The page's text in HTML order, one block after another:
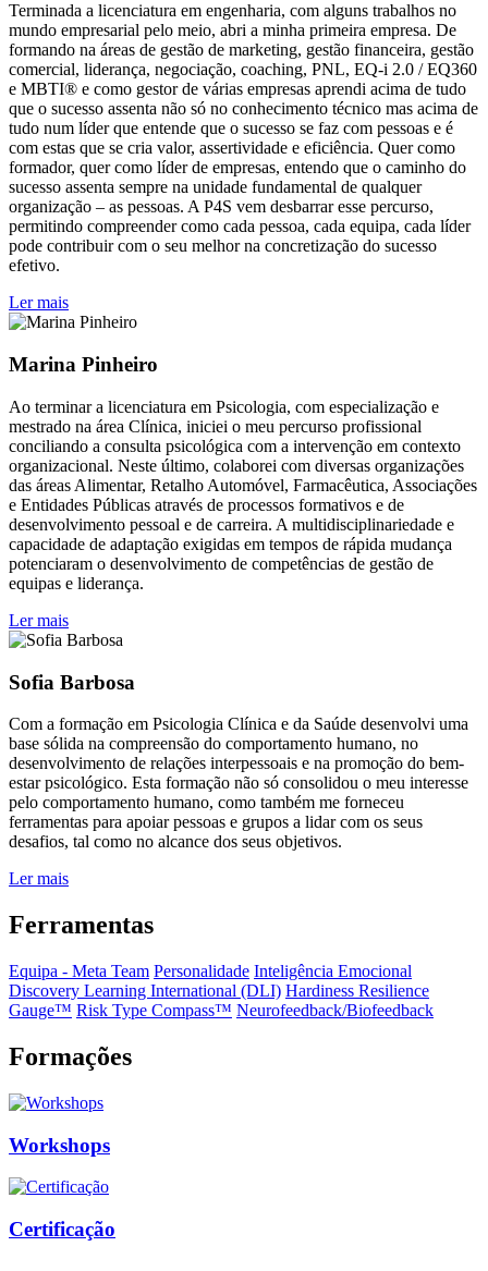
Terminada a licenciatura em engenharia, com alguns trabalhos no
mundo empresarial pelo meio, abri a minha primeira empresa. De
formando na áreas de gestão de marketing, gestão financeira, gestão
comercial, liderança, negociação, coaching, PNL, EQ-i 2.0 / EQ360
e MBTI® e como gestor de várias empresas aprendi acima de tudo
que o sucesso assenta não só no conhecimento técnico mas acima de
tudo num líder que entende que o sucesso se faz com pessoas e é
com estas que se cria valor, assertividade e eficiência. Quer como
formador, quer como líder de empresas, entendo que o caminho do
sucesso assenta sempre na unidade fundamental de qualquer
organização – as pessoas. A P4S vem desbarrar esse percurso,
permitindo compreender como cada pessoa, cada equipa, cada líder
pode contribuir com o seu melhor na concretização do sucesso
efetivo.
Ler mais
Marina Pinheiro
Ao terminar a licenciatura em Psicologia, com especialização e
mestrado na área Clínica, iniciei o meu percurso profissional
conciliando a consulta psicológica com a intervenção em contexto
organizacional. Neste último, colaborei com diversas organizações
das áreas Alimentar, Retalho Automóvel, Farmacêutica, Associações
e Entidades Públicas através de processos formativos e de
desenvolvimento pessoal e de carreira. A multidisciplinariedade e
capacidade de adaptação exigidas em tempos de rápida mudança
potenciaram o desenvolvimento de competências de gestão de
equipas e liderança.
Ler mais
Sofia Barbosa
Com a formação em Psicologia Clínica e da Saúde desenvolvi uma
base sólida na compreensão do comportamento humano, no
desenvolvimento de relações interpessoais e na promoção do bem-
estar psicológico. Esta formação não só consolidou o meu interesse
pelo comportamento humano, como também me forneceu
ferramentas para apoiar pessoas e grupos a lidar com os seus
desafios, tal como no alcance dos seus objetivos.
Ler mais
Ferramentas
Equipa - Meta Team Personalidade Inteligência Emocional
Discovery Learning International (DLI) Hardiness Resilience
Gauge™️ Risk Type Compass™️ Neurofeedback/Biofeedback
Formações
Workshops
Certificação